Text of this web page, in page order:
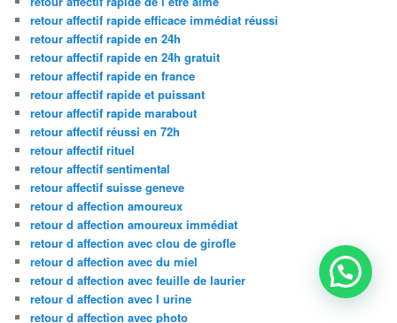
retour affectif rapide efficace immédiat réussi
retour affectif rapide en 24h
retour affectif rapide en 24h gratuit
retour affectif rapide en france
retour affectif rapide et puissant
retour affectif rapide marabout
retour affectif réussi en 72h
retour affectif rituel
retour affectif sentimental
retour affectif suisse geneve
retour d affection amoureux
retour d affection amoureux immédiat
retour d affection avec clou de girofle
retour d affection avec du miel
retour d affection avec feuille de laurier
retour d affection avec l urine
retour d affection avec photo